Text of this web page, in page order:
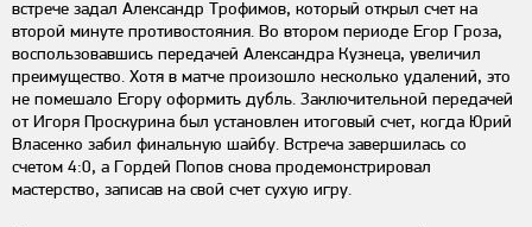
встрече задал Александр Трофимов, который открыл счет на
второй минуте противостояния. Во втором периоде Егор Гроза,
воспользовавшись передачей Александра Кузнеца, увеличил
преимущество. Хотя в матче произошло несколько удалений, это
не помешало Егору оформить дубль. Заключительной передачей
от Игоря Проскурина был установлен итоговый счет, когда Юрий
Власенко забил финальную шайбу. Встреча завершилась со
счетом 4:0, а Гордей Попов снова продемонстрировал
мастерство, записав на свой счет сухую игру.